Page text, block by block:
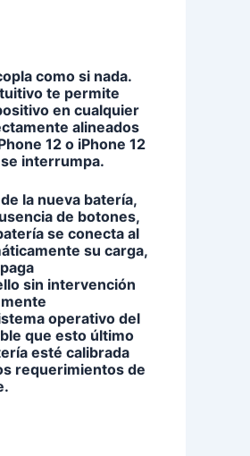
como si nada.
te permite
en cualquier
alineados
12 o iPhone 12
interrumpa.
la nueva batería,
de botones,
se conecta al
su carga,
sin intervención
operativo del
que esto último
esté calibrada
requerimientos de